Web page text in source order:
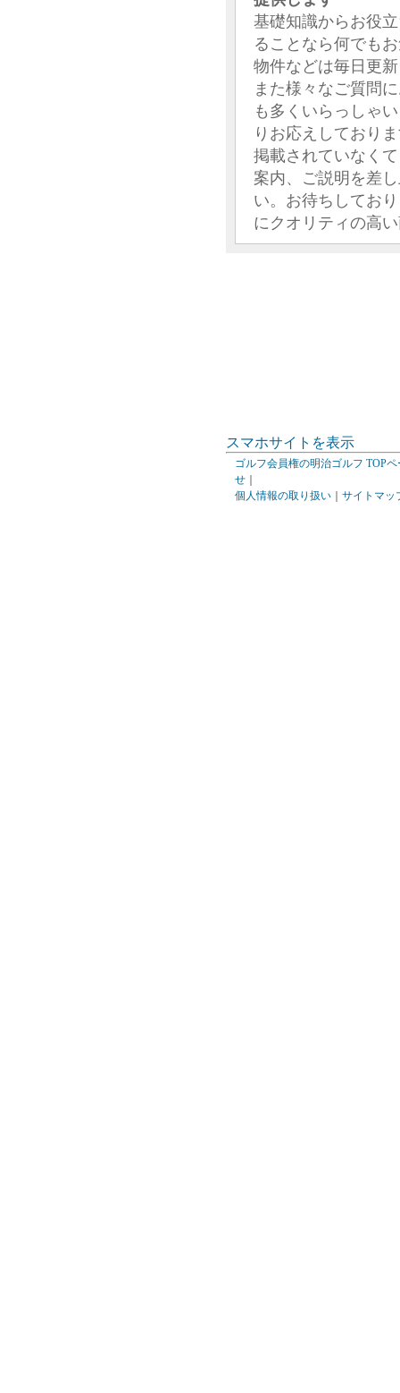
基礎知識からお役
ることなら何でも
物件などは毎日更
また様々なご質問
も多くいらっしゃ
りお応えしており
掲載されていなく
案内、ご説明を差
い。お待ちしてお
にクオリティの高
スマホサイトを表示
ゴルフ会員権の明治ゴルフ TOPペ
せ
個人情報の取り扱い
サイトマッ